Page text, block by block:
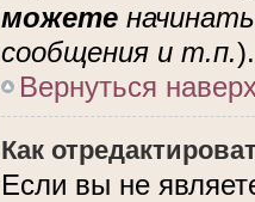
можете
сообщения и т.п.).
Вернуться
Как
Если вы не